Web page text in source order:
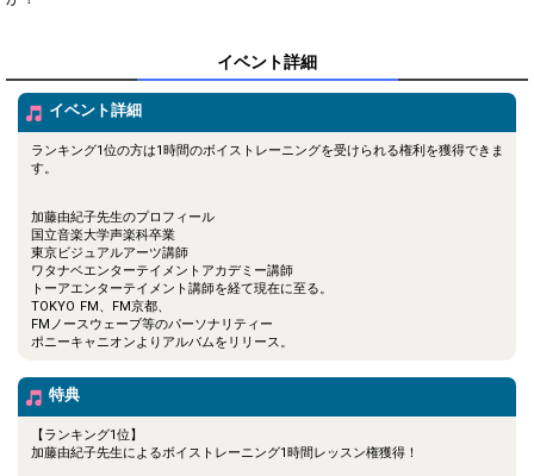
performer(s), the performer's
ranking go up.
To cheer on performers, you can
send them gifts.
To send performers paid items,
you must use Show Gold.
Close
イベント詳細
イベント詳細
ランキング1位の方は1時間のボイストレーニングを受けられる権利を獲得できま
す。
加藤由紀子先生のプロフィール
国立音楽大学声楽科卒業
東京ビジュアルアーツ講師
ワタナベエンターテイメントアカデミー講師
トーアエンターテイメント講師を経て現在に至る。
TOKYO FM、FM京都、
FMノースウェーブ等のパーソナリティー
ポニーキャニオンよりアルバムをリリース。
特典
【ランキング1位】
加藤由紀子先生によるボイストレーニング1時間レッスン権獲得！